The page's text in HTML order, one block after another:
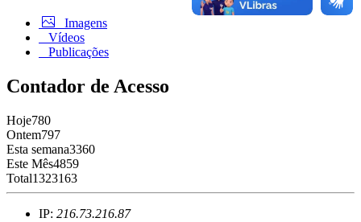
Imagens
Vídeos
Publicações
Contador de Acesso
Hoje780
Ontem797
Esta semana3360
Este Mês4859
Total1323163
IP: 216.73.216.87